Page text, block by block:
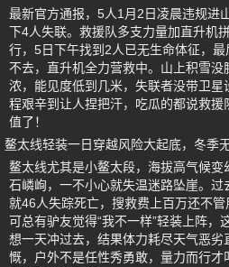
最新官方通报，5人1月2日凌晨违规进
下4人失联。救援队多支力量加直升机
行，5日下午找到2人已无生命体征，
不去，直升机全力营救中。山上积雪
浓，能见度低到几米，失联者没带卫
程艰辛到让人捏把汗，吃瓜的都说救
值了！
鳌太线轻装一日穿越风险大起底，冬季
鳌太线尤其是小鳌太段，海拔高气候
石嶙峋，一不小心就失温迷路坠崖。
就46人失踪死亡，搜救费上百万还不管
可总有驴友觉得“我不一样”轻装上阵，
想一天冲过去，结果体力耗尽天气恶
慨，户外不是任性秀勇敢，量力而行